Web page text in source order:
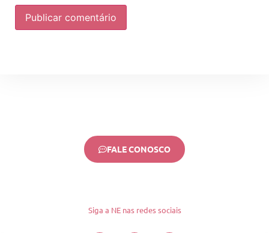
FALE CONOSCO
Siga a NE nas redes sociais